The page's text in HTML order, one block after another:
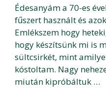
Édesanyám a 70-es
fűszert használt és
Emlékszem hogy
hogy készítsünk mi is
sültcsirkét, mint
kóstoltam. Nagy
miután kipróbáltuk …